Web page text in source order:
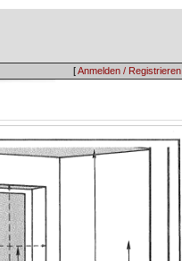
[Anmelden / Registrieren